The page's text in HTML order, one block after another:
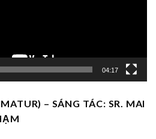
04:17
– SÁNG TÁC: SR. MAI